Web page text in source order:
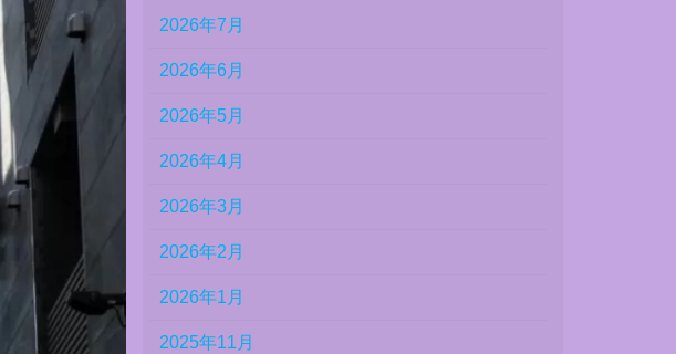
2026年7月
2026年6月
2026年5月
2026年4月
2026年3月
2026年2月
2026年1月
2025年11月